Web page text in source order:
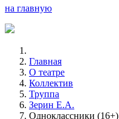
на главную
Главная
О театре
Коллектив
Труппа
Зерин Е.А.
Одноклассники (16+)